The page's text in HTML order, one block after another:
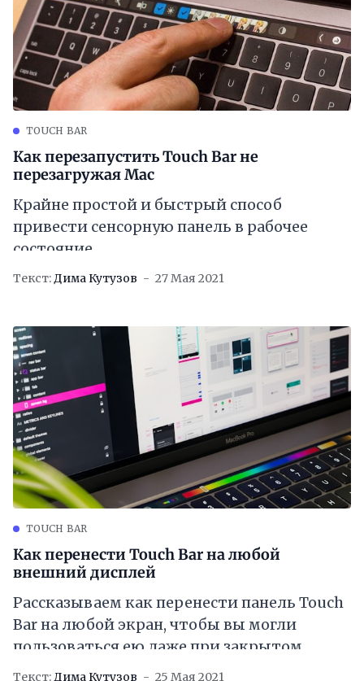
TOUCH BAR
Как перезапустить Touch Bar не
перезагружая Mac
Крайне простой и быстрый способ
привести сенсорную панель в рабочее
состояние.
Текст:Дима Кутузов 27 Мая 2021
TOUCH BAR
Как перенести Touch Bar на любой
внешний дисплей
Рассказываем как перенести панель Touch
Bar на любой экран, чтобы вы могли
пользоваться ею даже при закрытом
MacBook Pro.
Текст:Дима Кутузов 25 Мая 2021